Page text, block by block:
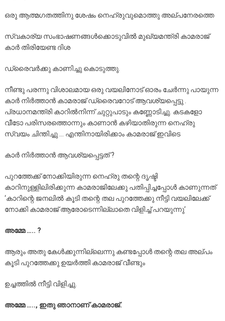
ഒരു ആത്മഗതത്തിനു ശേഷം നെഹ്രുവുമൊത്തു അല്പനേരത്തെ
സ്വകാര്യ സംഭാഷണങ്ങൾക്കൊടുവിൽ മുഖ്യമന്ത്രി കാമരാജ്
കാർ തിരിയേണ്ട ദിശ
ഡ്രൈവർക്കു കാണിച്ചു കൊടുത്തു.
നീണ്ടു പരന്നു വിശാലമായ ഒരു വയലിനോട് ഓരം ചേർന്നു പായുന്ന
കാർ നിർത്താൻ കാമരാജ് ഡ്രൈവറോട് ആവശ്യപ്പെട്ടു .
പ്രധാനമന്ത്രി കാറിൽനിന്ന് ചുറ്റുപാടും കണ്ണോടിച്ചു. കടകളോ
വീടോ പരിസരത്തൊന്നും കാണാൻ കഴിയാതിരുന്ന നെഹ്രു
സ്വയം ചിന്തിച്ചു … എന്തിനായിരിക്കാം കാമരാജ് ഇവിടെ
കാർ നിർത്താൻ ആവശ്യപ്പെട്ടത് ?
പുറത്തേക്ക് നോക്കിയിരുന്ന നെഹ്രു തന്റെ ദൃഷ്ടി
കാറിനുള്ളിലിരിക്കുന്ന കാമരാജിലേക്കു പതിപ്പിച്ചപ്പോൾ കാണുന്നത്
‘കാറിന്റെ ജനലിൽ കൂടി തന്റെ തല പുറത്തേക്കു നീട്ടി വയലിലേക്ക്
നോക്കി കാമരാജ് ആരോടെന്നില്ലാതെ വിളിച്ച്‌ പറയുന്നു’
അമ്മേ ….. ?
ആരും അതു കേൾക്കുന്നില്ലെന്നു കണ്ടപ്പോൾ തന്റെ തല അല്പം
കൂടി പുറത്തേക്കു ഉയർത്തി കാമരാജ് വീണ്ടും
ഉച്ചത്തിൽ നീട്ടി വിളിച്ചു.
അമ്മേ ….., ഇതു ഞാനാണ്‌ കാമരാജ്.